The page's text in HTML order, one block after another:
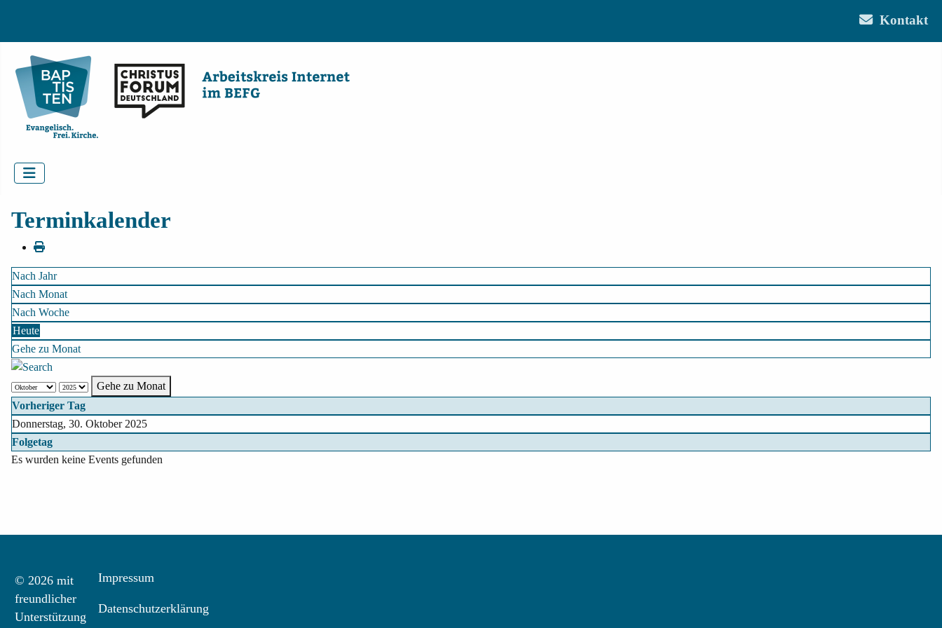
Kontakt
Terminkalender
Nach Jahr
Nach Monat
Nach Woche
Heute
Gehe zu Monat
Gehe zu Monat
Vorheriger Tag
Donnerstag, 30. Oktober 2025
Folgetag
Es wurden keine Events gefunden
© 2026 mit
freundlicher
Unterstützung
Impressum
Datenschutzerklärung